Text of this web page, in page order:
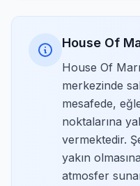
House Of
House Of
merkezinde
mesafede,
noktalarına
vermektedir.
yakın
atmosfer